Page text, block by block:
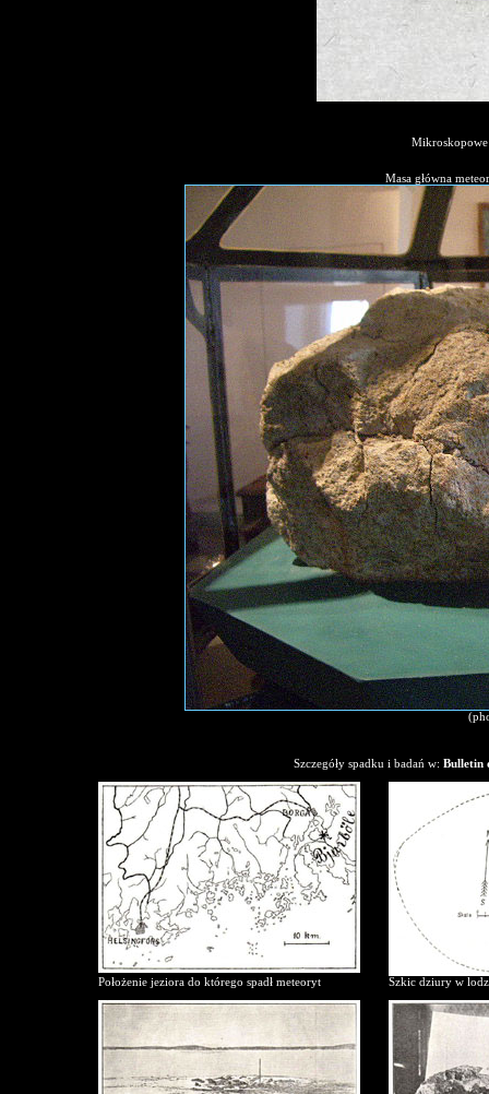
Masa główna
Szczegóły spadku i badań w: Bulletin
Położenie jeziora do którego spadł meteoryt Szkic dziury w